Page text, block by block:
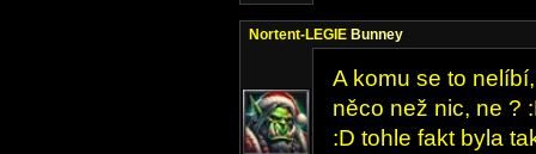
Nortent-LEGIE Bunney
A komu se to
něco než nic, ne ?
:D tohle fakt byla